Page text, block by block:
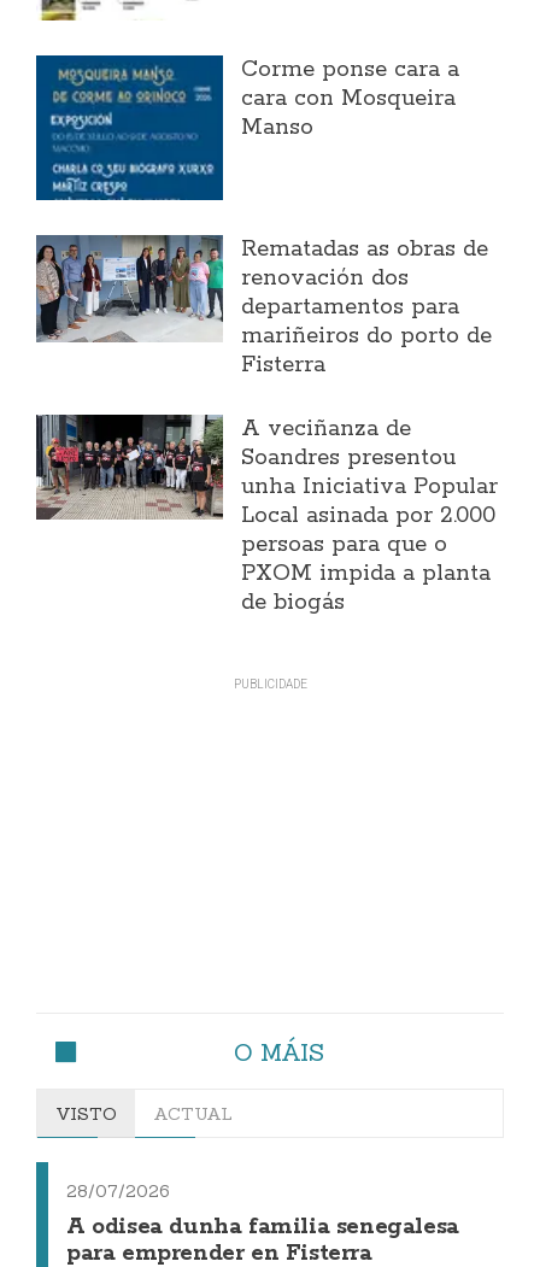
Corme ponse cara a
cara con Mosqueira
Manso
Rematadas as obras de
renovación dos
departamentos para
mariñeiros do porto de
Fisterra
A veciñanza de
Soandres presentou
unha Iniciativa Popular
Local asinada por 2.000
persoas para que o
PXOM impida a planta
de biogás
O MÁIS
VISTO ACTUAL
28/07/2026
A odisea dunha familia senegalesa
para emprender en Fisterra